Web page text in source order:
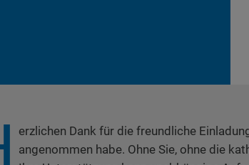
erzlichen Dank für die freundliche
angenommen habe. Ohne Sie, ohne die